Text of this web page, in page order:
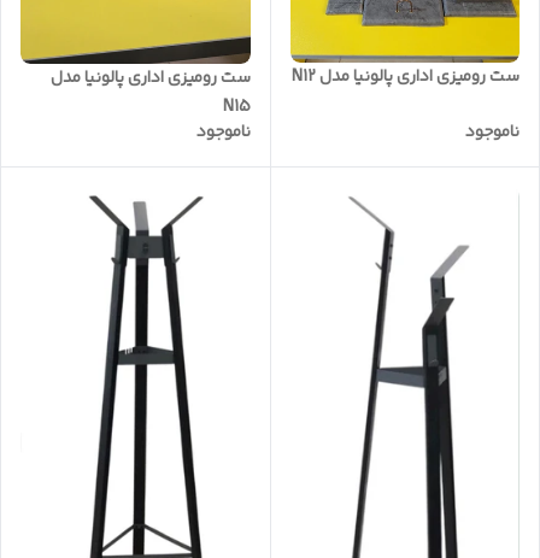
ست رومیزی اداری پالونیا مدل N12
ناموجود
ست رومیزی اداری پالونیا مدل
N15
ناموجود